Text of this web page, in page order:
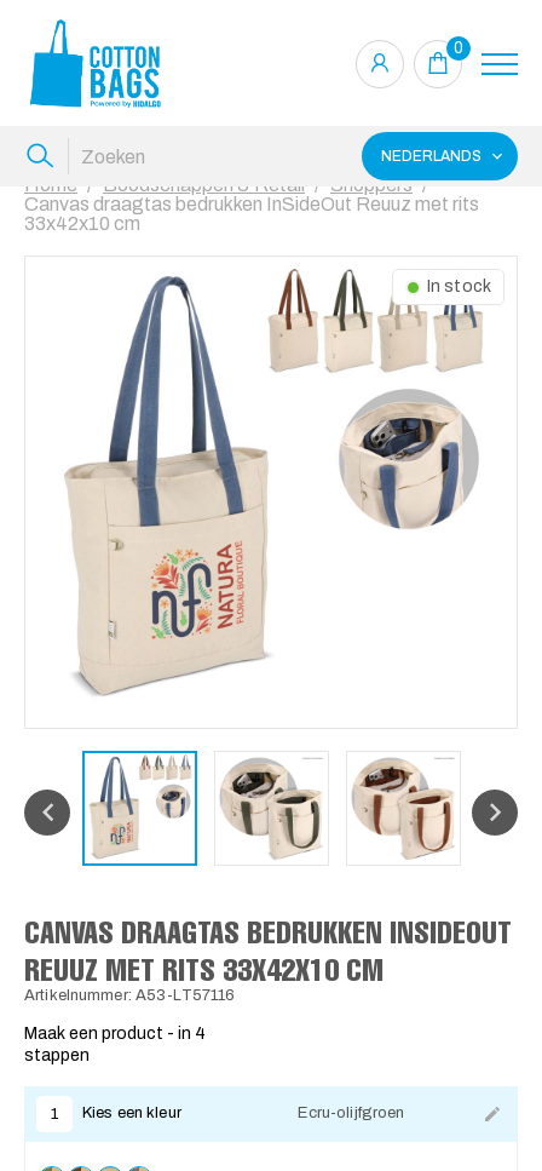
0
NEDERLANDS
Home Boodschappen & Retail
Shoppers
Canvas draagtas bedrukken InSideOut Reuuz met rits
33x42x10 cm
In stock
CANVAS DRAAGTAS BEDRUKKEN INSIDEOUT
REUUZ MET RITS 33X42X10 CM
Artikelnummer: A53-LT57116
Maak een product - in 4
stappen
1 Kies een kleur Ecru-olijfgroen